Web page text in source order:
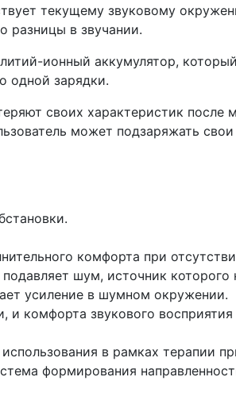
текущему звуковому
разницы в звучании.
ионный аккумулятор,
одной зарядки.
своих характеристик после
может подзаряжать
комфорта при
шум, источник которого
усиление в шумном окружении.
и комфорта звукового
в рамках терапии
формирования